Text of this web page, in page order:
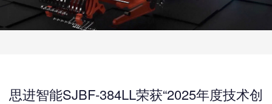
思进智能SJBF-384LL荣获“2025年度技术创